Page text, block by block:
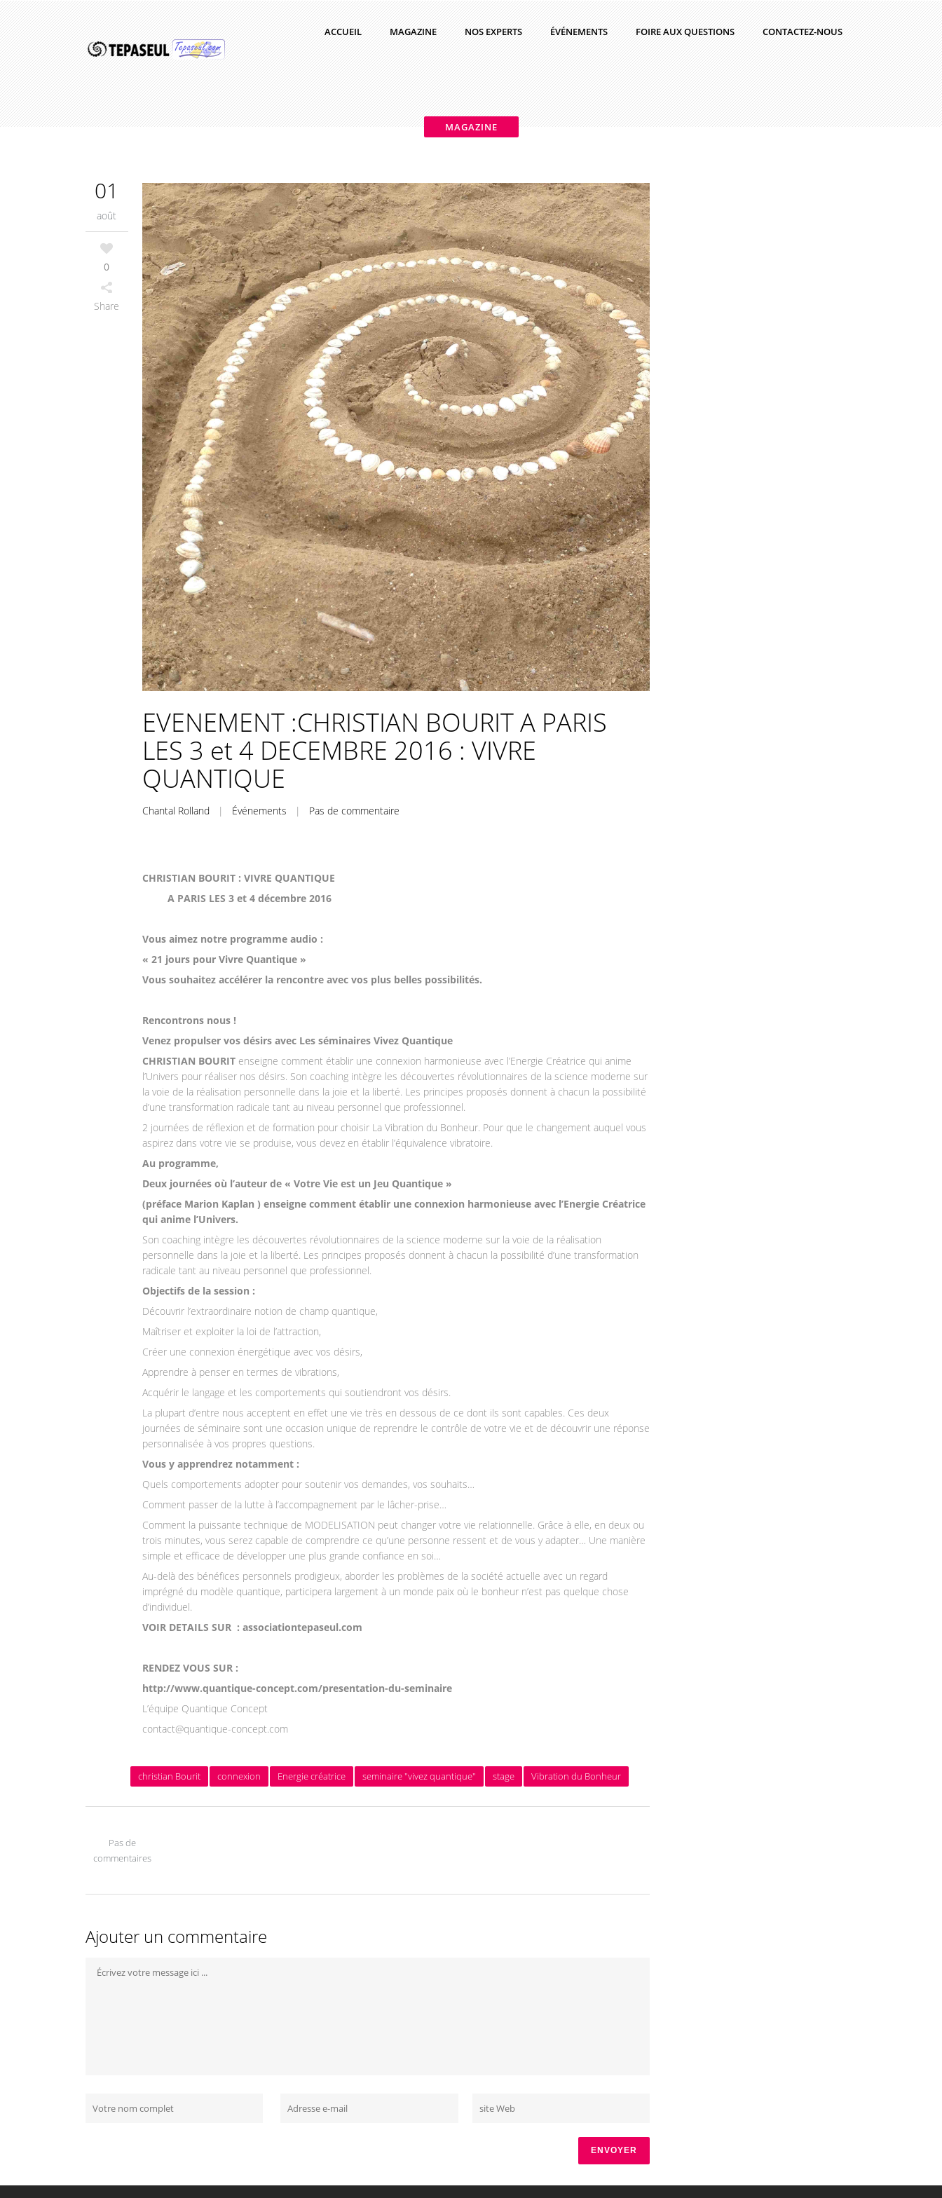
ACCUEIL MAGAZINE NOS EXPERTS ÉVÉNEMENTS FOIRE AUX QUESTIONS CONTACTEZ-NOUS
01
août
0
Share
EVENEMENT :CHRISTIAN BOURIT A PARIS
LES 3 et 4 DECEMBRE 2016 : VIVRE
QUANTIQUE
Chantal Rolland | Événements | Pas de commentaire
CHRISTIAN BOURIT : VIVRE QUANTIQUE
A PARIS LES 3 et 4 décembre 2016
Vous aimez notre programme audio :
« 21 jours pour Vivre Quantique »
Vous souhaitez accélérer la rencontre avec vos plus belles possibilités.
Rencontrons nous !
Venez propulser vos désirs avec Les séminaires Vivez Quantique
CHRISTIAN BOURITenseigne comment établir une connexion harmonieuse avec l’Energie Créatrice qui anime
l’Univers pour réaliser nos désirs. Son coaching intègre les découvertes révolutionnaires de la science moderne sur
la voie de la réalisation personnelle dans la joie et la liberté. Les principes proposés donnent à chacun la possibilité
d’une transformation radicale tant au niveau personnel que professionnel.
2 journées de réflexion et de formation pour choisir La Vibration du Bonheur. Pour que le changement auquel vous
aspirez dans votre vie se produise, vous devez en établir l’équivalence vibratoire.
Au programme,
Deux journées où l’auteur de « Votre Vie est un Jeu Quantique »
(préface Marion Kaplan ) enseigne comment établir une connexion harmonieuse avec l’Energie Créatrice
qui anime l’Univers.
Son coaching intègre les découvertes révolutionnaires de la science moderne sur la voie de la réalisation
personnelle dans la joie et la liberté. Les principes proposés donnent à chacun la possibilité d’une transformation
radicale tant au niveau personnel que professionnel.
Objectifs de la session :
Découvrir l’extraordinaire notion de champ quantique,
Maîtriser et exploiter la loi de l’attraction,
Créer une connexion énergétique avec vos désirs,
Apprendre à penser en termes de vibrations,
Acquérir le langage et les comportements qui soutiendront vos désirs.
La plupart d’entre nous acceptent en effet une vie très en dessous de ce dont ils sont capables. Ces deux
journées de séminaire sont une occasion unique de reprendre le contrôle de votre vie et de découvrir une réponse
personnalisée à vos propres questions.
Vous y apprendrez notamment :
Quels comportements adopter pour soutenir vos demandes, vos souhaits…
Comment passer de la lutte à l’accompagnement par le lâcher-prise…
Comment la puissante technique de MODELISATION peut changer votre vie relationnelle. Grâce à elle, en deux ou
trois minutes, vous serez capable de comprendre ce qu’une personne ressent et de vous y adapter… Une manière
simple et efficace de développer une plus grande confiance en soi…
Au-delà des bénéfices personnels prodigieux, aborder les problèmes de la société actuelle avec un regard
imprégné du modèle quantique, participera largement à un monde paix où le bonheur n’est pas quelque chose
d’individuel.
VOIR DETAILS SUR : associationtepaseul.com
RENDEZ VOUS SUR :
http://www.quantique-concept.com/presentation-du-seminaire
L’équipe Quantique Concept
contact@quantique-concept.com
christian Bourit connexion Energie créatrice seminaire "vivez quantique" stage Vibration du Bonheur
Pas de
commentaires
Ajouter un commentaire